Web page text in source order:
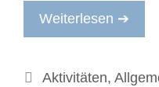
Weiterlesen ➔
Kategorien
Aktivitäten,